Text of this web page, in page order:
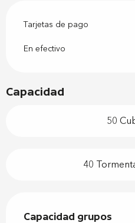
Tarjetas de pago
En efectivo
Capacidad
50
40
Capacidad grupos
Capacidad grupos